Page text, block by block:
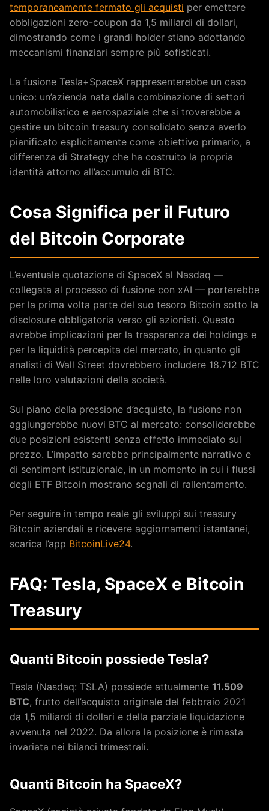
temporaneamente fermato gli acquisti per emettere
obbligazioni zero-coupon da 1,5 miliardi di dollari,
dimostrando come i grandi holder stiano adottando
meccanismi finanziari sempre più sofisticati.
La fusione Tesla+SpaceX rappresenterebbe un caso
unico: un’azienda nata dalla combinazione di settori
automobilistico e aerospaziale che si troverebbe a
gestire un bitcoin treasury consolidato senza averlo
pianificato esplicitamente come obiettivo primario, a
differenza di Strategy che ha costruito la propria
identità attorno all’accumulo di BTC.
Cosa Significa per il Futuro
del Bitcoin Corporate
L’eventuale quotazione di SpaceX al Nasdaq —
collegata al processo di fusione con xAI — porterebbe
per la prima volta parte del suo tesoro Bitcoin sotto la
disclosure obbligatoria verso gli azionisti. Questo
avrebbe implicazioni per la trasparenza dei holdings e
per la liquidità percepita del mercato, in quanto gli
analisti di Wall Street dovrebbero includere 18.712 BTC
nelle loro valutazioni della società.
Sul piano della pressione d’acquisto, la fusione non
aggiungerebbe nuovi BTC al mercato: consoliderebbe
due posizioni esistenti senza effetto immediato sul
prezzo. L’impatto sarebbe principalmente narrativo e
di sentiment istituzionale, in un momento in cui i flussi
degli ETF Bitcoin mostrano segnali di rallentamento.
Per seguire in tempo reale gli sviluppi sui treasury
Bitcoin aziendali e ricevere aggiornamenti istantanei,
scarica l’app BitcoinLive24.
FAQ: Tesla, SpaceX e Bitcoin
Treasury
Quanti Bitcoin possiede Tesla?
Tesla (Nasdaq: TSLA) possiede attualmente 11.509
BTC, frutto dell’acquisto originale del febbraio 2021
da 1,5 miliardi di dollari e della parziale liquidazione
avvenuta nel 2022. Da allora la posizione è rimasta
invariata nei bilanci trimestrali.
Quanti Bitcoin ha SpaceX?